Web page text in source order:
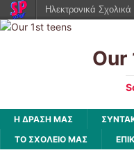
Our
Η ΔΡΑΣΗ ΜΑΣ
ΤΟ ΣΧΟΛΕΙΟ ΜΑΣ
Ηλεκτρονικά